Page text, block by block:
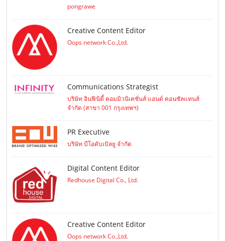
pongrawe
Creative Content Editor
Oops network Co.,Ltd.
Communications Strategist
บริษัท อินฟินิตี้ คอมมิวนิเคชั่นส์ แอนด์ คอนซัลแทนส์
จำกัด (สาขา 001 กรุงเทพฯ)
PR Executive
บริษัท บีโอดับเบิลยู จำกัด
Digital Content Editor
Redhouse Digital Co., Ltd.
Creative Content Editor
Oops network Co.,Ltd.